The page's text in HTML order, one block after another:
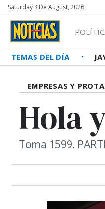
Saturday 8 De August, 2026
TEMAS DEL DÍA
EMPRESAS Y
Hola
Toma 1599.